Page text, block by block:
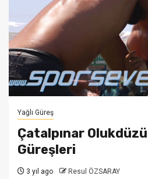
Yağlı Güreş
Çatalpınar
Güreşleri
3 yıl ago Resul ÖZSARAY